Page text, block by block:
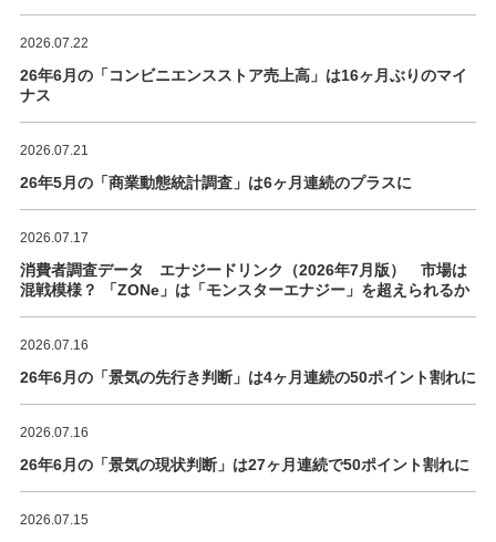
2026.07.22
26年6月の「コンビニエンスストア売上高」は16ヶ月ぶりのマイ
ナス
2026.07.21
26年5月の「商業動態統計調査」は6ヶ月連続のプラスに
2026.07.17
消費者調査データ エナジードリンク（2026年7月版） 市場は
混戦模様？ 「ZONe」は「モンスターエナジー」を超えられるか
2026.07.16
26年6月の「景気の先行き判断」は4ヶ月連続の50ポイント割れに
2026.07.16
26年6月の「景気の現状判断」は27ヶ月連続で50ポイント割れに
2026.07.15